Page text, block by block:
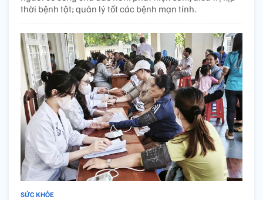
thời bệnh tật; quản lý tốt các bệnh mạn tính.
SỨC KHỎE